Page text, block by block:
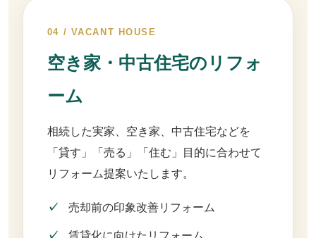
04 / VACANT HOUSE
空き家・中古住宅のリフォ
ーム
相続した実家、空き家、中古住宅などを
「貸す」「売る」「住む」目的に合わせて
リフォーム提案いたします。
売却前の印象改善リフォーム
賃貸化に向けたリフォーム